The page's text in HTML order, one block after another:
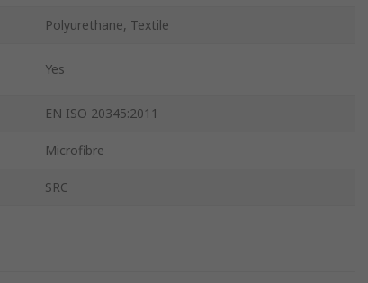
Polyurethane, Textile
Yes
EN ISO 20345:2011
Microfibre
SRC